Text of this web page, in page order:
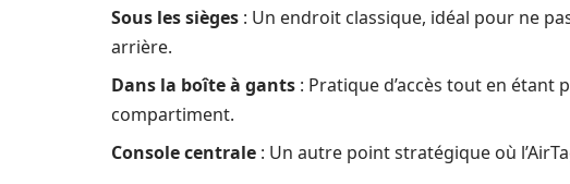
Sous les sièges : Un endroit classique, idéal pour ne
arrière.
Dans la boîte à gants : Pratique d’accès tout en
compartiment.
Console centrale : Un autre point stratégique où